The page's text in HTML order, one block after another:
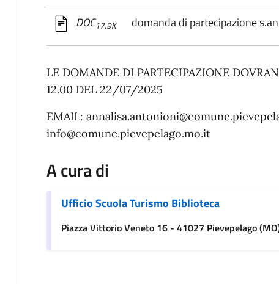
DOC17,9K domanda di partecipazione
LE DOMANDE DI PARTECIPAZIONE
12.00 DEL 22/07/2025
EMAIL:
info@comune.pievepelago.mo.it
A cura di
Ufficio Scuola Turismo Biblioteca
Piazza Vittorio Veneto 16 - 41027 Pievepelago